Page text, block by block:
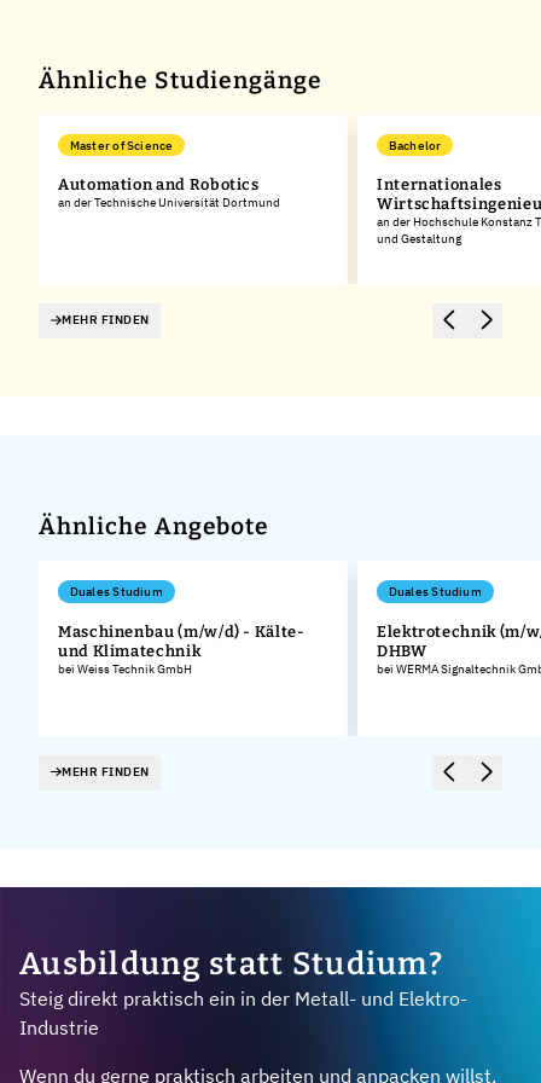
Ähnliche Studiengänge
Master of Science
Automation and Robotics
an der Technische Universität Dortmund
Bachelor
Internationales
an der Hochschule Konstanz
und Gestaltung
MEHR FINDEN
Ähnliche Angebote
Duales Studium
Maschinenbau (m/w/d) - Kälte-
und Klimatechnik
bei Weiss Technik GmbH
Duales Studium
Elektrotechnik (m/
DHBW
bei WERMA Signaltechnik
MEHR FINDEN
Ausbildung statt Studium?
Steig direkt praktisch ein in der Metall- und Elektro-
Industrie
Wenn du gerne praktisch arbeiten und anpacken willst,